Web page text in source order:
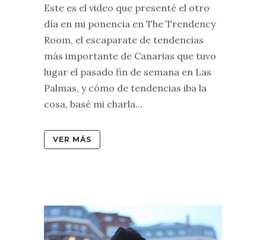
Este es el video que presenté el otro
día en mi ponencia en The Trendency
Room, el escaparate de tendencias
más importante de Canarias que tuvo
lugar el pasado fin de semana en Las
Palmas, y cómo de tendencias iba la
cosa, basé mi charla...
VER MÁS